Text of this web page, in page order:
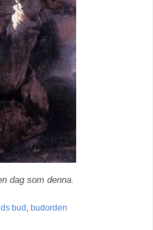
dag som denna.
bud , budorden